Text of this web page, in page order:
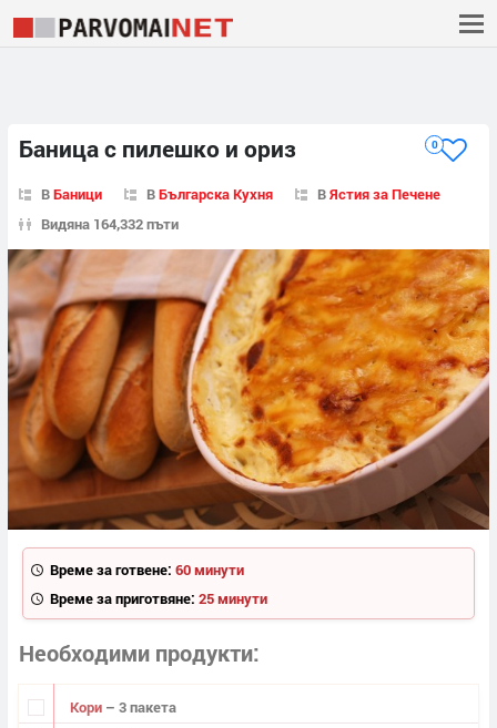
Баница с пилешко и ориз 0
ВБаници ВБългарска Кухня ВЯстия за Печене
Видяна 164,332 пъти
Време за готвене: 60 минути
Време за приготвяне: 25 минути
Необходими продукти
Кори – 3 пакета